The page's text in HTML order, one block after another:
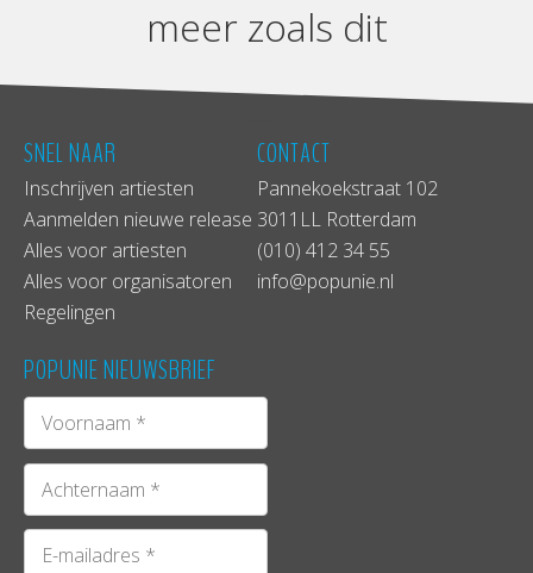
meer zoals dit
SNEL NAAR
Inschrijven artiesten
Aanmelden nieuwe release
Alles voor artiesten
Alles voor organisatoren
Regelingen
CONTACT
Pannekoekstraat 102
3011LL Rotterdam
(010) 412 34 55
info@popunie.nl
POPUNIE NIEUWSBRIEF